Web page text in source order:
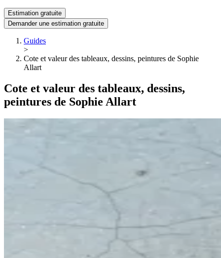
Estimation gratuite
Demander une estimation gratuite
Guides
>
Cote et valeur des tableaux, dessins, peintures de Sophie
Allart
Cote et valeur des tableaux, dessins,
peintures de Sophie Allart